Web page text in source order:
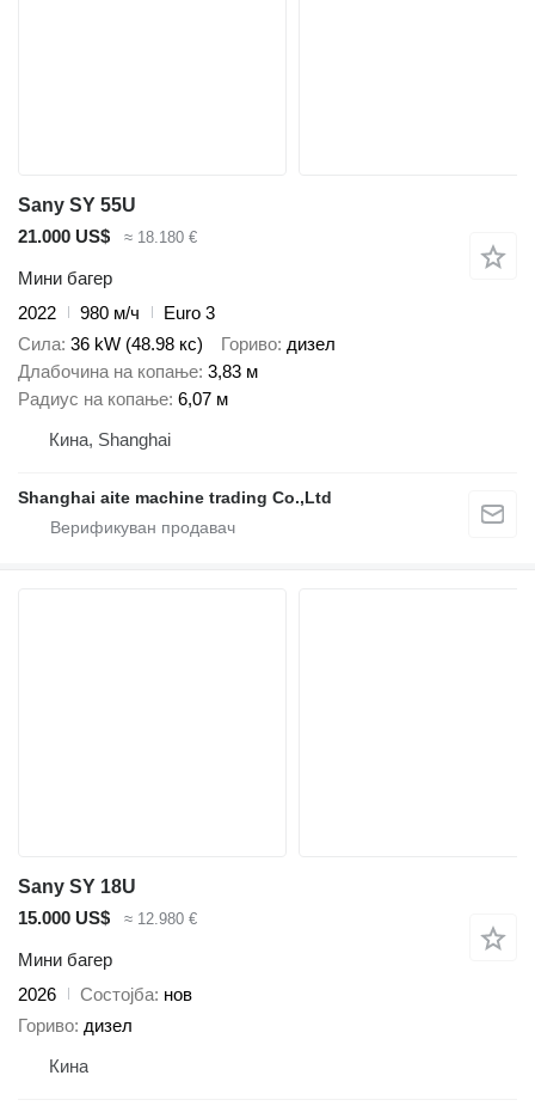
Sany SY 55U
21.000 US$
≈ 18.180 €
Мини багер
2022
980 м/ч
Euro 3
Сила 36 kW (48.98 кс) Гориво дизел
Длабочина на копање 3,83 м
Радиус на копање 6,07 м
Кина, Shanghai
Shanghai aite machine trading Co.,Ltd
Sany SY 18U
15.000 US$
≈ 12.980 €
Мини багер
2026
Состојба нов
Гориво дизел
Кина